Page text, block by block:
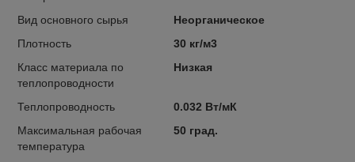
Вид основного сырья
Неорганическое
Плотность
30 кг/м3
Класс материала по
теплопроводности
Низкая
Теплопроводность
0.032 Вт/мК
Максимальная рабочая
температура
50 град.